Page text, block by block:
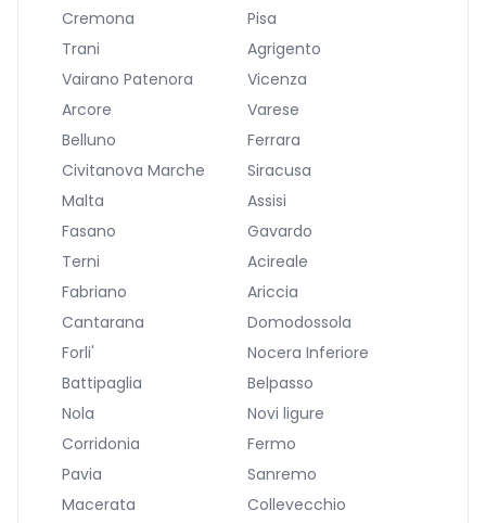
Cremona
Pisa
Trani
Agrigento
Vairano Patenora
Vicenza
Arcore
Varese
Belluno
Ferrara
Civitanova Marche
Siracusa
Malta
Assisi
Fasano
Gavardo
Terni
Acireale
Fabriano
Ariccia
Cantarana
Domodossola
Forli'
Nocera Inferiore
Battipaglia
Belpasso
Nola
Novi ligure
Corridonia
Fermo
Pavia
Sanremo
Macerata
Collevecchio